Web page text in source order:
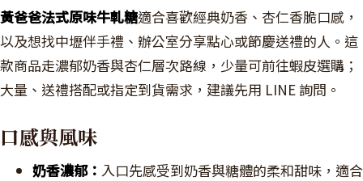
黃爸爸法式原味牛軋糖適合喜歡經典奶香、杏仁香脆口感，
以及想找中壢伴手禮、辦公室分享點心或節慶送禮的人。這
款商品走濃郁奶香與杏仁層次路線，少量可前往蝦皮選購；
大量、送禮搭配或指定到貨需求，建議先用 LINE 詢問。
口感與風味
奶香濃郁： 入口先感受到奶香與糖體的柔和甜味，適合